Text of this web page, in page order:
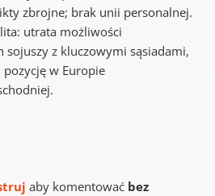
zbrojne; brak unii personalnej.
utrata możliwości
sojuszy z kluczowymi sąsiadami,
pozycję w Europie
aby komentować bez